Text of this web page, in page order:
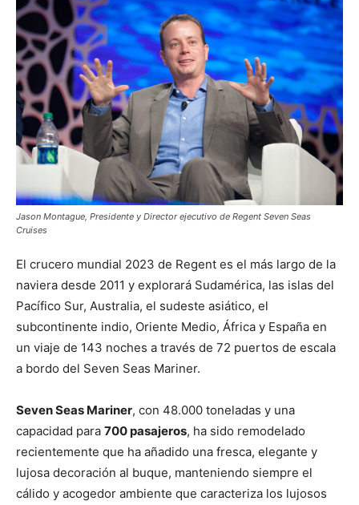
Jason Montague, Presidente y Director ejecutivo de Regent Seven Seas
Cruises
El crucero mundial 2023 de Regent es el más largo de la
naviera desde 2011 y explorará Sudamérica, las islas del
Pacífico Sur, Australia, el sudeste asiático, el
subcontinente indio, Oriente Medio, África y España en
un viaje de 143 noches a través de 72 puertos de escala
a bordo del Seven Seas Mariner.
Seven Seas Mariner, con 48.000 toneladas y una
capacidad para 700 pasajeros, ha sido remodelado
recientemente que ha añadido una fresca, elegante y
lujosa decoración al buque, manteniendo siempre el
cálido y acogedor ambiente que caracteriza los lujosos